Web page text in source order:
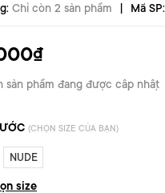
Chỉ còn 2 sản phẩm | Mã SP:
sản phẩm đang được cập nhật
(CHỌN SIZE CỦA BẠN)
NUDE
size